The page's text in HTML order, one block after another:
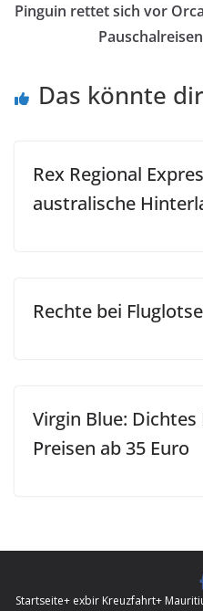
Pinguin rettet sich vor Orca
Das könnte
Rex Regional
australische
Rechte bei
Virgin Blue:
Preisen ab 35 Euro
Startseite+ exbir Kreuzfahrt+